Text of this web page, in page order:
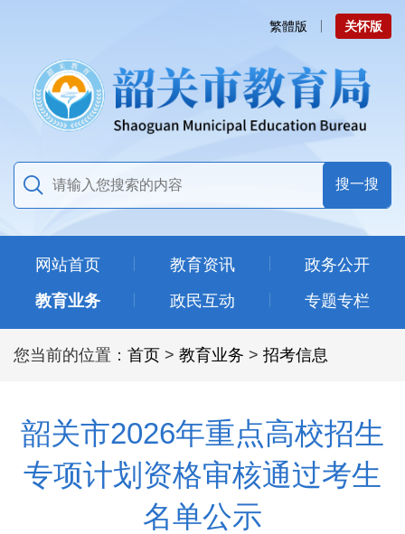
繁體版 关怀版
网站首页 教育资讯
政务公开
教育业务
政民互动 专题专栏
您当前的位置： 首页 > 教育业务 > 招考信息
韶关市2026年重点高校招生
专项计划资格审核通过考生
名单公示